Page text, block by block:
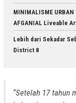
MINIMALISME URBAN
AFGANIAL Liveable
Lebih dari Sekadar
District 8
“Setelah 17 tahun